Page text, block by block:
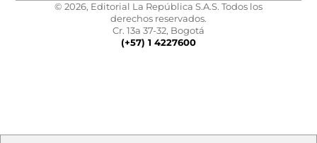
© 2026, Editorial La República S.A.S. Todos los
derechos reservados.
Cr. 13a 37-32, Bogotá
(+57) 1 4227600